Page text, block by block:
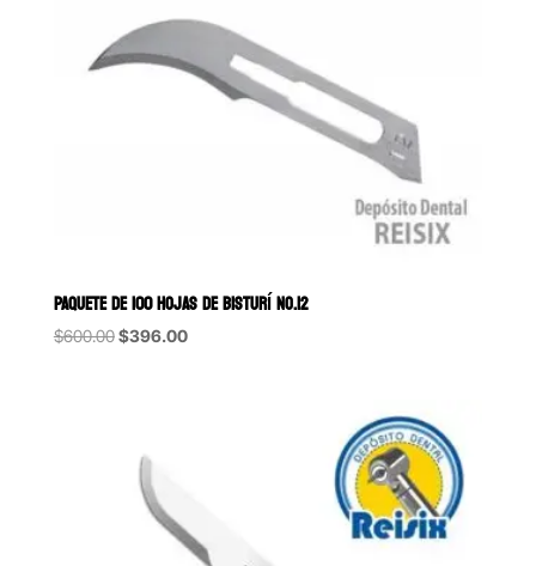
PAQUETE DE 100 HOJAS DE BISTURÍ NO.12
$600.00Original
$396.00Current